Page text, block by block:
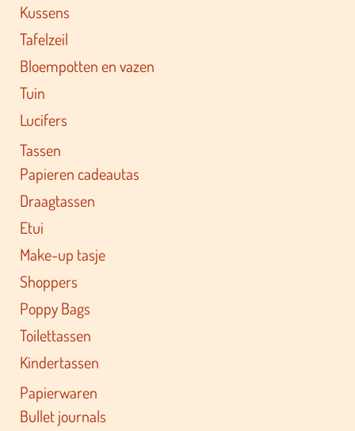
Kussens
Tafelzeil
Bloempotten en vazen
Tuin
Lucifers
Tassen
Papieren cadeautas
Draagtassen
Etui
Make-up tasje
Shoppers
Poppy Bags
Toilettassen
Kindertassen
Papierwaren
Bullet journals